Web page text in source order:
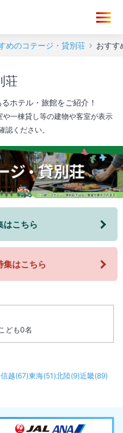
めのコテージ・貸別荘 おすす
荘
ホテル・旅館をご紹介！
一棟貸し等の建物や客室が表示
ください。
集はこちら
はこちら
ども0名
越(67)東海(51)北陸(9)近畿(89)